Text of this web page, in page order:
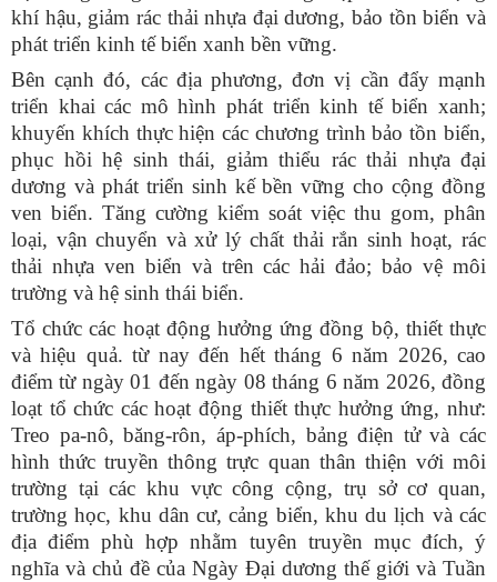
khí hậu, giảm rác thải nhựa đại dương, bảo tồn biển và
phát triển kinh tế biển xanh bền vững.
Bên cạnh đó, các địa phương, đơn vị cần đẩy mạnh
triển khai các mô hình phát triển kinh tế biển xanh;
khuyến khích thực hiện các chương trình bảo tồn biển,
phục hồi hệ sinh thái, giảm thiểu rác thải nhựa đại
dương và phát triển sinh kế bền vững cho cộng đồng
ven biển. Tăng cường kiểm soát việc thu gom, phân
loại, vận chuyển và xử lý chất thải rắn sinh hoạt, rác
thải nhựa ven biển và trên các hải đảo; bảo vệ môi
trường và hệ sinh thái biển.
Tổ chức các hoạt động hưởng ứng đồng bộ, thiết thực
và hiệu quả. từ nay đến hết tháng 6 năm 2026, cao
điểm từ ngày 01 đến ngày 08 tháng 6 năm 2026, đồng
loạt tổ chức các hoạt động thiết thực hưởng ứng, như:
Treo pa-nô, băng-rôn, áp-phích, bảng điện tử và các
hình thức truyền thông trực quan thân thiện với môi
trường tại các khu vực công cộng, trụ sở cơ quan,
trường học, khu dân cư, cảng biển, khu du lịch và các
địa điểm phù hợp nhằm tuyên truyền mục đích, ý
nghĩa và chủ đề của Ngày Đại dương thế giới và Tuần